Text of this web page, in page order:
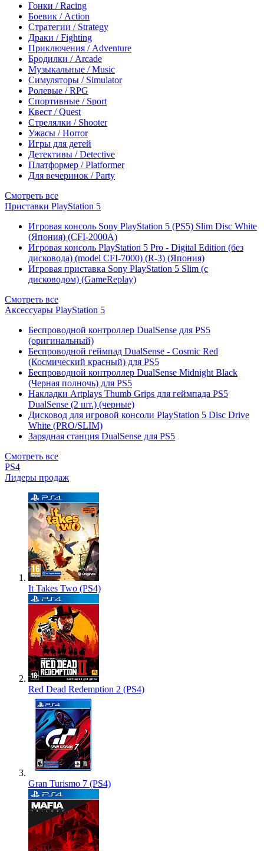
Гонки / Racing
Боевик / Action
Стратегии / Strategy
Драки / Fighting
Приключения / Adventure
Бродилки / Arcade
Музыкальные / Music
Симуляторы / Simulator
Ролевые / RPG
Спортивные / Sport
Квест / Quest
Стрелялки / Shooter
Ужасы / Horror
Игры для детей
Детективы / Detective
Платформер / Platformer
Для вечеринок / Party
Смотреть все
Приставки PlayStation 5
Игровая консоль Sony PlayStation 5 (PS5) Slim Disc White
(Япония) (CFI-2000A)
Игровая консоль PlayStation 5 Pro - Digital Edition (без
дисковода) (model CFI-7000) (R-3) (Япония)
Игровая приставка Sony PlayStation 5 Slim (с
дисководом) (GameReplay)
Смотреть все
Аксессуары PlayStation 5
Беспроводной контроллер DualSense для PS5
(оригинальный)
Беспроводной геймпад DualSense - Cosmic Red
(Космический красный) для PS5
Беспроводной контроллер DualSense Midnight Black
(Черная полночь) для PS5
Накладки Artplays Thumb Grips для геймпада PS5
DualSense (2 шт.) (черные)
Дисковод для игровой консоли PlayStation 5 Disc Drive
White (PRO/SLIM)
Зарядная станция DualSense для PS5
Смотреть все
PS4
Лидеры продаж
It Takes Two (PS4)
Red Dead Redemption 2 (PS4)
Gran Turismo 7 (PS4)